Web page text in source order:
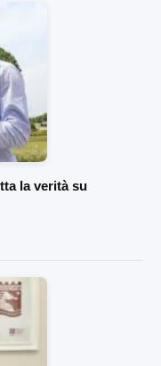
la verità su